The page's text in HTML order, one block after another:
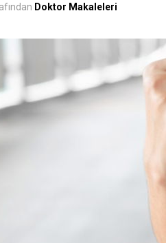
Doktor Makaleleri